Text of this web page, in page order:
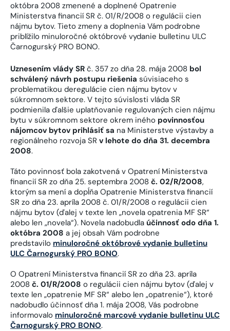
októbra 2008 zmenené a doplnené Opatrenie
Ministerstva financií SR č. 01/R/2008 o regulácii cien
nájmu bytov. Tieto zmeny a doplnenia Vám podrobne
priblížilo minuloročné októbrové vydanie bulletinu ULC
Čarnogurský PRO BONO.
Uznesením vlády SR č. 357 zo dňa 28. mája 2008 bol
schválený návrh postupu riešenia súvisiaceho s
problematikou deregulácie cien nájmu bytov v
súkromnom sektore. V tejto súvislosti vláda SR
podmienila ďalšie uplatňovanie regulovaných cien nájmu
bytu v súkromnom sektore okrem iného povinnosťou
nájomcov bytov prihlásiť sa na Ministerstve výstavby a
regionálneho rozvoja SR v lehote do dňa 31. decembra
2008.
Táto povinnosť bola zakotvená v Opatrení Ministerstva
financií SR zo dňa 25. septembra 2008 č. 02/R/2008,
ktorým sa mení a dopĺňa Opatrenie Ministerstva financií
SR zo dňa 23. apríla 2008 č. 01/R/2008 o regulácii cien
nájmu bytov (ďalej v texte len „novela opatrenia MF SR“
alebo len „novela“). Novela nadobudla účinnosť odo dňa 1.
októbra 2008 a jej obsah Vám podrobne
predstavilo minuloročné októbrové vydanie bulletinu
ULC Čarnogurský PRO BONO.
O Opatrení Ministerstva financií SR zo dňa 23. apríla
2008 č. 01/R/2008 o regulácii cien nájmu bytov (ďalej v
texte len „opatrenie MF SR“ alebo len „opatrenie“), ktoré
nadobudlo účinnosť dňa 1. mája 2008, Vás podrobne
informovalo minuloročné marcové vydanie bulletinu ULC
Čarnogurský PRO BONO.